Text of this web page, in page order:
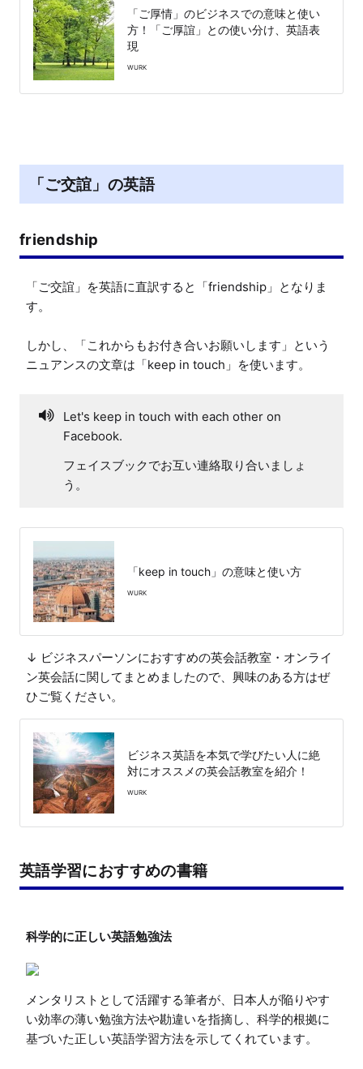
「ご厚情」のビジネスでの意味と使い
方！「ご厚誼」との使い分け、英語表
現
WURK
「ご交誼」の英語
friendship
「ご交誼」を英語に直訳すると「friendship」となりま
す。
しかし、「これからもお付き合いお願いします」という
ニュアンスの文章は「keep in touch」を使います。
Let's keep in touch with each other on
Facebook.
フェイスブックでお互い連絡取り合いましょ
う。
「keep in touch」の意味と使い方
WURK
↓ ビジネスパーソンにおすすめの英会話教室・オンライ
ン英会話に関してまとめましたので、興味のある方はぜ
ひご覧ください。
ビジネス英語を本気で学びたい人に絶
対にオススメの英会話教室を紹介！
WURK
英語学習におすすめの書籍
メンタリストとして活躍する筆者が、日本人が陥りやす
い効率の薄い勉強方法や勘違いを指摘し、科学的根拠に
基づいた正しい英語学習方法を示してくれています。